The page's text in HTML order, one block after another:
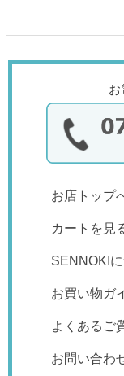
お
お店トップ
カートを見
SENNOKI
お買い物ガ
よくあるご
お問い合わ